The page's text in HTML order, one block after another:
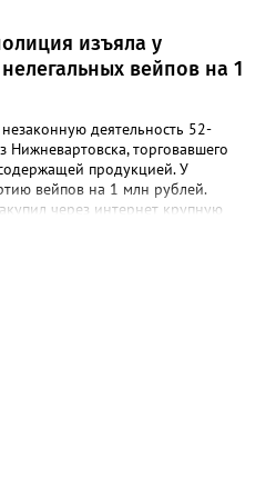
изъяла у
вейпов на 1
деятельность 52-
Нижневартовска, торговавшего
продукцией. У
вейпов на 1 млн рублей.
через интернет крупную